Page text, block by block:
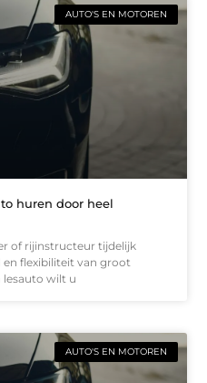
AUTO'S EN MOTOREN
huren door heel
of rijinstructeur tijdelijk
en flexibiliteit van groot
lesauto wilt u
AUTO'S EN MOTOREN